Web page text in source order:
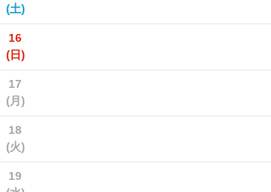
(土)
16
(日)
17
(月)
18
(火)
19